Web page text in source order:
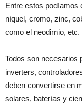
Entre estos podíamos
níquel, cromo, zinc,
como el neodimio, etc.
Todos son necesarios
inverters,
deben convertirse en
solares, baterías y